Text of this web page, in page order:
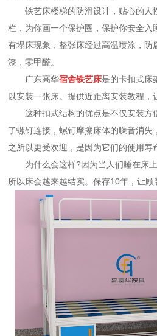
铁艺床楼梯的防滑设计，贴心的人
栏，为你画一个保护圈，保护你安全
有塌床现象，整张床经过高温喷涂，防
漆，零甲醛。
广东高华宿舍铁艺床是的卡扣式床
以安装一张床。提供近距离安装教程，
这种扣式结构的优点是不仅安装方
了螺钉连接，螺钉摩擦床体的噪音消失
之所以更受欢迎，是因为它们的使用寿
为什么会这样?因为当人们睡在床上
所以床会越来越结实。保存10年，让顾